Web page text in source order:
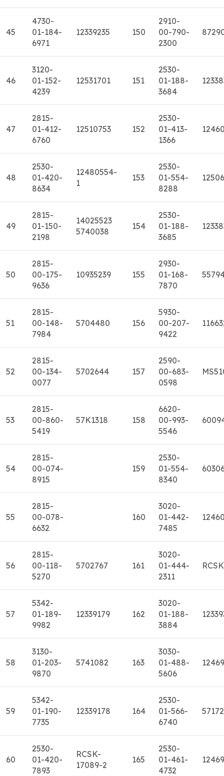
45
4730-
01-184-
6971
12339235 150
2910-
00-790-
2300
46
3120-
01-152-
4239
12531701 151
2530-
01-188-
3684
47
2815-
01-412-
6760
12510753 152
2530-
01-413-
1366
48
2530-
01-420-
8634
12480554-
1
153
2530-
01-554-
8288
49
2815-
01-150-
2198
14025523
5740038
154
2530-
01-188-
3685
50
2815-
00-175-
9636
10935239 155
2930-
01-168-
7870
51
2815-
00-148-
7984
5704480 156
5930-
00-207-
9422
52
2815-
00-134-
0077
5702644 157
2590-
00-683-
0598
53
2815-
00-860-
5419
57K1318 158
6620-
00-993-
5546
54
2815-
00-074-
8915
159
2530-
01-554-
8340
55
2815-
00-078-
6632
160
3020-
01-442-
7485
56
2815-
00-118-
5270
5702767 161
3020-
01-444-
2311
57
5342-
01-189-
9982
12339179 162
3020-
01-188-
3884
58
3130-
01-203-
9870
5741082 163
3030-
01-488-
5606
59
5342-
01-190-
7735
12339178 164
2530-
01-566-
6740
60
2530-
01-420-
7893
RCSK-
17089-2
165
2530-
01-461-
4732